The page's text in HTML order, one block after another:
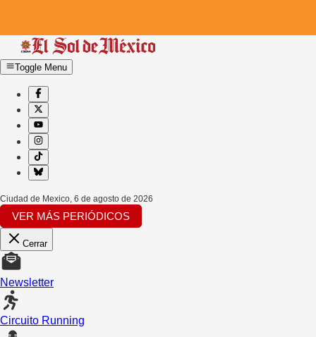
Toggle Menu
Ciudad de Mexico, 6 de agosto de 2026
VER MÁS PERIÓDICOS
Cerrar
Newsletter
Circuito Running